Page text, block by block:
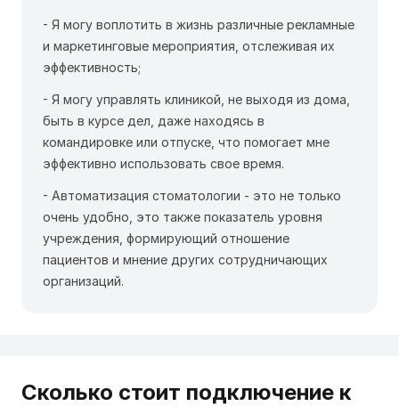
- Я могу воплотить в жизнь различные рекламные
и маркетинговые мероприятия, отслеживая их
эффективность;
- Я могу управлять клиникой, не выходя из дома,
быть в курсе дел, даже находясь в
командировке или отпуске, что помогает мне
эффективно использовать свое время.
- Автоматизация стоматологии - это не только
очень удобно, это также показатель уровня
учреждения, формирующий отношение
пациентов и мнение других сотрудничающих
организаций.
Сколько стоит подключение к